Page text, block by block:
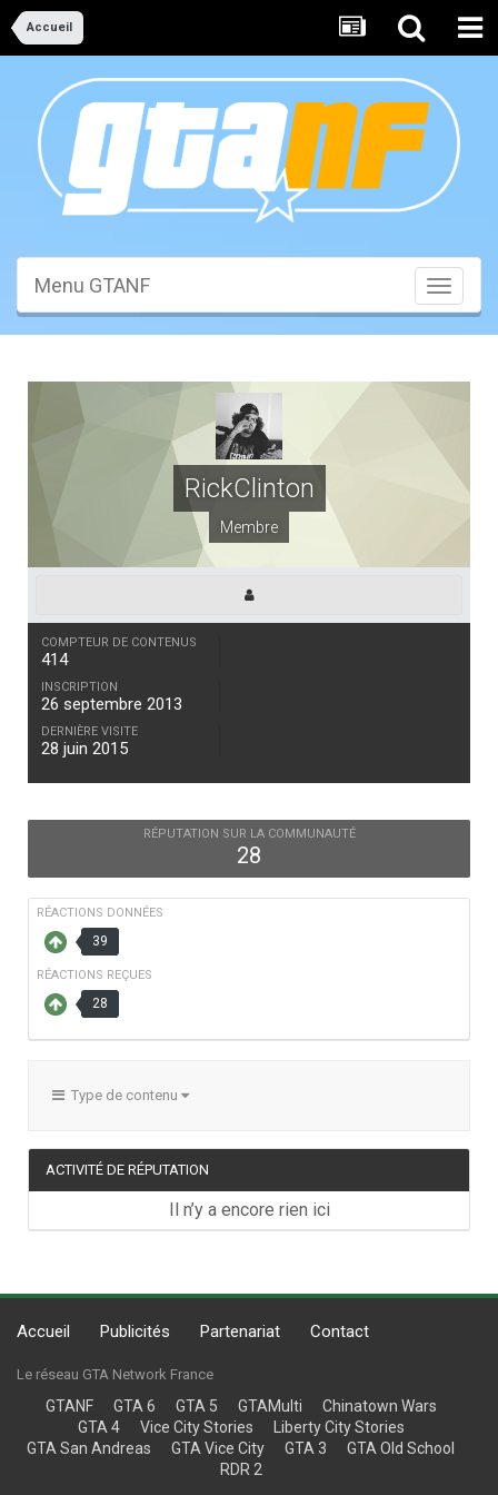
Accueil
Toggle
Menu GTANF
RickClinton
Membre
COMPTEUR DE CONTENUS
414
INSCRIPTION
26 septembre 2013
DERNIÈRE VISITE
28 juin 2015
RÉPUTATION SUR LA COMMUNAUTÉ
28
RÉACTIONS DONNÉES
39
RÉACTIONS REÇUES
28
Type de contenu
ACTIVITÉ DE RÉPUTATION
Il n’y a encore rien ici
Accueil Publicités Partenariat Contact
Le réseau GTA Network France
GTANF GTA 6 GTA 5 GTAMulti
Chinatown Wars
GTA 4
Vice City Stories
Liberty City Stories
GTA San Andreas
GTA Vice City GTA 3
GTA Old School
RDR 2